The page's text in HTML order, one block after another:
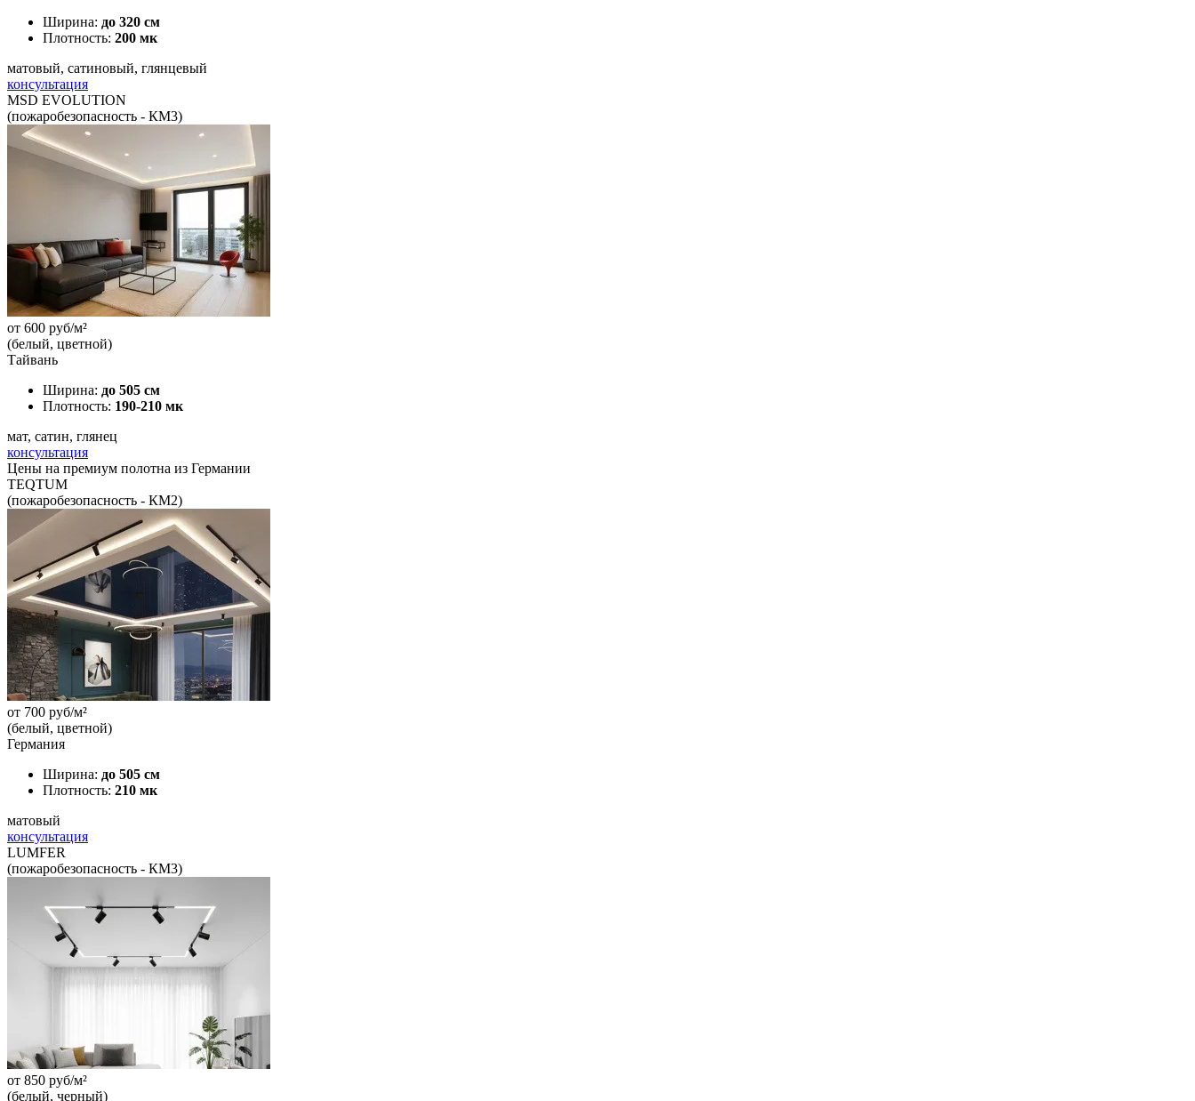
Ширина: до 320 см
Плотность: 200 мк
матовый, сатиновый, глянцевый
консультация
MSD EVOLUTION
(пожаробезопасность - КМ3)
от 600 руб/м²
(белый, цветной)
Тайвань
Ширина: до 505 см
Плотность: 190-210 мк
мат, сатин, глянец
консультация
Цены на премиум полотна из Германии
TEQTUM
(пожаробезопасность - КМ2)
от 700 руб/м²
(белый, цветной)
Германия
Ширина: до 505 см
Плотность: 210 мк
матовый
консультация
LUMFER
(пожаробезопасность - КМ3)
от 850 руб/м²
(белый, черный)